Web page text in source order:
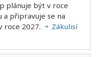
plánuje být v roce
a připravuje se na
roce 2027.
Zákulisí